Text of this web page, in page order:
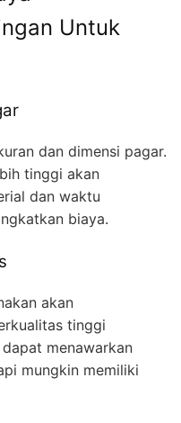
Untuk
dan dimensi pagar.
tinggi akan
dan waktu
biaya.
akan
tinggi
menawarkan
mungkin memiliki